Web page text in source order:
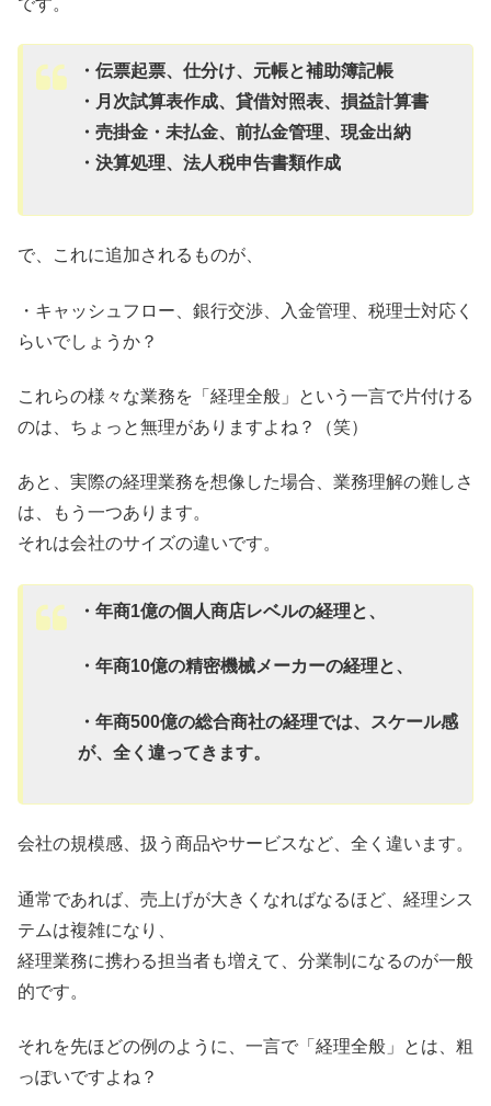
です。
・伝票起票、仕分け、元帳と補助簿記帳
・月次試算表作成、貸借対照表、損益計算書
・売掛金・未払金、前払金管理、現金出納
・決算処理、法人税申告書類作成
で、これに追加されるものが、
・キャッシュフロー、銀行交渉、入金管理、税理士対応く
らいでしょうか？
これらの様々な業務を「経理全般」という一言で片付ける
のは、ちょっと無理がありますよね？（笑）
あと、実際の経理業務を想像した場合、業務理解の難しさ
は、もう一つあります。
それは会社のサイズの違いです。
・年商1億の個人商店レベルの経理と、
・年商10億の精密機械メーカーの経理と、
・年商500億の総合商社の経理では、スケール感
が、全く違ってきます。
会社の規模感、扱う商品やサービスなど、全く違います。
通常であれば、売上げが大きくなればなるほど、経理シス
テムは複雑になり、
経理業務に携わる担当者も増えて、分業制になるのが一般
的です。
それを先ほどの例のように、一言で「経理全般」とは、粗
っぽいですよね？